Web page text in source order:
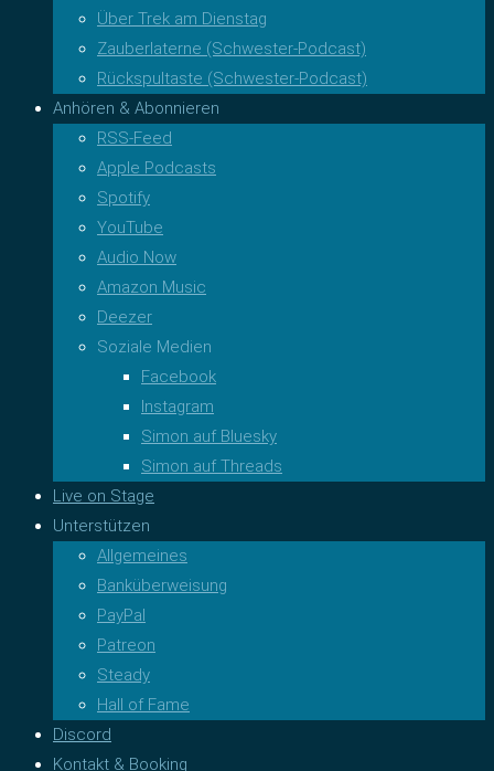
Über Trek am Dienstag
Zauberlaterne (Schwester-Podcast)
Rückspultaste (Schwester-Podcast)
Anhören & Abonnieren
RSS-Feed
Apple Podcasts
Spotify
YouTube
Audio Now
Amazon Music
Deezer
Soziale Medien
Facebook
Instagram
Simon auf Bluesky
Simon auf Threads
Live on Stage
Unterstützen
Allgemeines
Banküberweisung
PayPal
Patreon
Steady
Hall of Fame
Discord
Kontakt & Booking